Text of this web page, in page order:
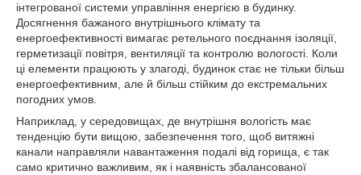
інтегрованої системи управління енергією в будинку.
Досягнення бажаного внутрішнього клімату та
енергоефективності вимагає ретельного поєднання ізоляції,
герметизації повітря, вентиляції та контролю вологості. Коли
ці елементи працюють у злагоді, будинок стає не тільки більш
енергоефективним, але й більш стійким до екстремальних
погодних умов.
Наприклад, у середовищах, де внутрішня вологість має
тенденцію бути вищою, забезпечення того, щоб витяжні
канали направляли навантаження подалі від горища, є так
само критично важливим, як і наявність збалансованої